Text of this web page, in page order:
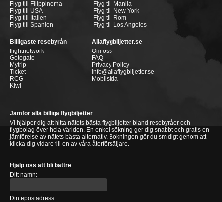
Flyg till Filippinerna
Flyg till USA
Flyg till Italien
Flyg till Spanien
Flyg till Manila
Flyg till New York
Flyg till Rom
Flyg till Los Angeles
Billigaste resebyrån
flightnetwork
Gotogate
Mytrip
Ticket
RCG
Kiwi
Allaflygbiljetter.se
Om oss
FAQ
Privacy Policy
info@allaflygbiljetter.se
Mobilsida
Jämför alla billiga flygbiljetter
Vi hjälper dig att hitta nätets bästa flygbiljetter bland resebyråer och
flygbolag över hela världen. En enkel sökning ger dig snabbt och gratis en
jämförelse av nätets bästa alternativ. Bokningen gör du smidigt genom att
klicka dig vidare till en av våra återförsäljare.
Hjälp oss att bli bättre
Ditt namn:
Din epostadress: